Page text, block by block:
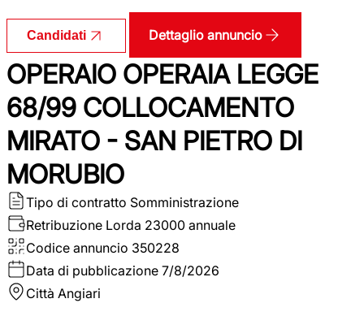
Candidati Dettaglio annuncio
OPERAIO OPERAIA LEGGE
68/99 COLLOCAMENTO
MIRATO - SAN PIETRO DI
MORUBIO
Tipo di contratto Somministrazione
Retribuzione Lorda 23000 annuale
Codice annuncio 350228
Data di pubblicazione 7/8/2026
Città Angiari